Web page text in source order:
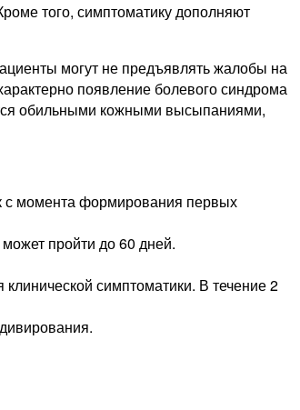
того, симптоматику дополняют
могут не предъявлять жалобы на
появление болевого синдрома
обильными кожными высыпаниями,
с момента формирования первых
пройти до 60 дней.
симптоматики. В течение 2